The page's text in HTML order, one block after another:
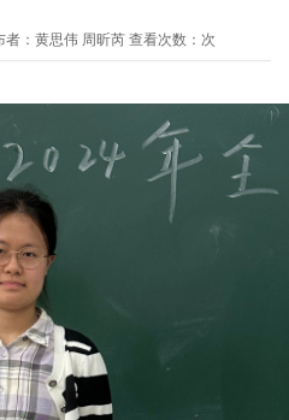
：黄思伟 周昕芮 查看次数：次